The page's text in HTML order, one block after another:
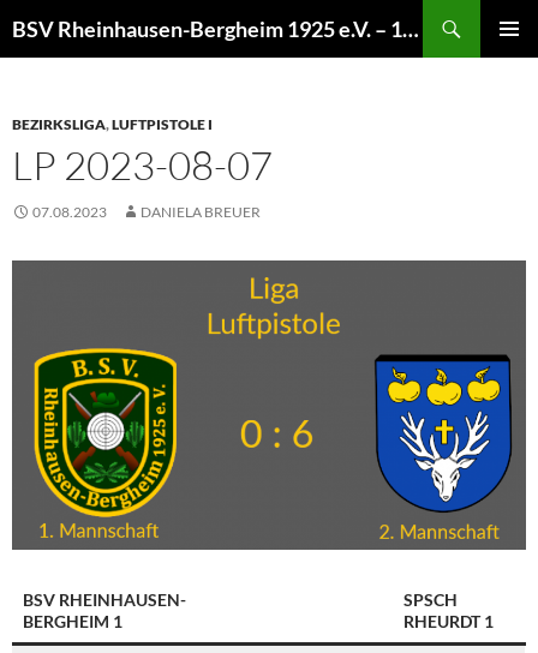
Inhalt
BSV Rheinhausen-Bergheim 1925 e.V. – 100% Sportschießen
BEZIRKSLIGA,LUFTPISTOLE I
LP 2023-08-07
07.08.2023 DANIELA BREUER
BSV RHEINHAUSEN-
BERGHEIM 1
SPSCH
RHEURDT 1